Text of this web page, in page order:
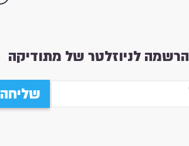
הרשמה לניוזלטר של מתודיקה
שליחה